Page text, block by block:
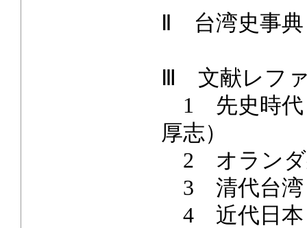
Ⅱ 台湾史事典
Ⅲ 文献レフ
1 先史時代
厚志）
2 オランダ
3 清代台湾
4 近代日本